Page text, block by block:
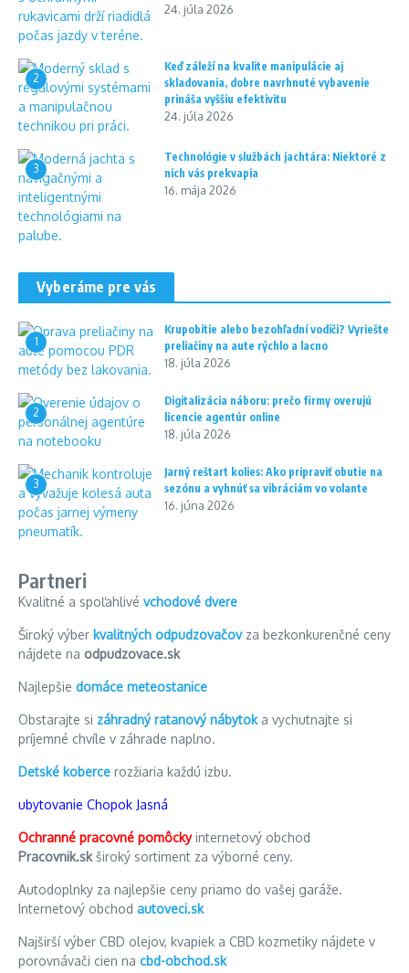
24. júla 2026
2
Keď záleží na kvalite manipulácie aj
skladovania, dobre navrhnuté vybavenie
prináša vyššiu efektivitu
24. júla 2026
3
Technológie v službách jachtára: Niektoré z
nich vás prekvapia
16. mája 2026
Vyberáme pre vás
1
Krupobitie alebo bezohľadní vodiči? Vyriešte
preliačiny na aute rýchlo a lacno
18. júla 2026
2
Digitalizácia náboru: prečo firmy overujú
licencie agentúr online
18. júla 2026
3
Jarný reštart kolies: Ako pripraviť obutie na
sezónu a vyhnúť sa vibráciám vo volante
16. júna 2026
Partneri
Kvalitné a spoľahlivé vchodové dvere
Široký výber kvalitných odpudzovačovza bezkonkurenčné ceny
nájdete na odpudzovace.sk
Najlepšie domáce meteostanice
Obstarajte si záhradný ratanový nábytoka vychutnajte si
príjemné chvíle v záhrade naplno.
Detské koberce rozžiaria každú izbu.
ubytovanie Chopok Jasná
Ochranné pracovné pomôckyinternetový obchod
Pracovnik.skširoký sortiment za výborné ceny.
Autodoplnky za najlepšie ceny priamo do vašej garáže.
Internetový obchod autoveci.sk
Najširší výber CBD olejov, kvapiek a CBD kozmetiky nájdete v
porovnávači cien na cbd-obchod.sk